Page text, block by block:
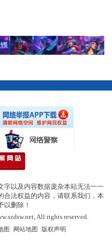
字以及内容数据庞杂本站无法一一
合法权益的内容，请联系我们，本
以删除！
All rights reserved.
图 网站地图 版权声明